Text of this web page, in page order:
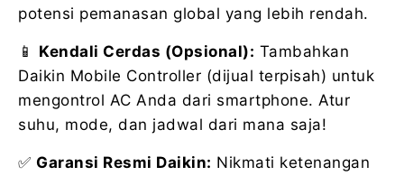
potensi pemanasan global yang lebih rendah.
📱 Kendali Cerdas (Opsional): Tambahkan
Daikin Mobile Controller (dijual terpisah) untuk
mengontrol AC Anda dari smartphone. Atur
suhu, mode, dan jadwal dari mana saja!
✅ Garansi Resmi Daikin: Nikmati ketenangan